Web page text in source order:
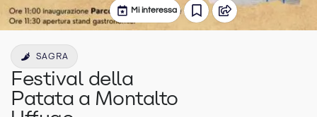
Mi interessa
SAGRA
Festival della
Patata a Montalto